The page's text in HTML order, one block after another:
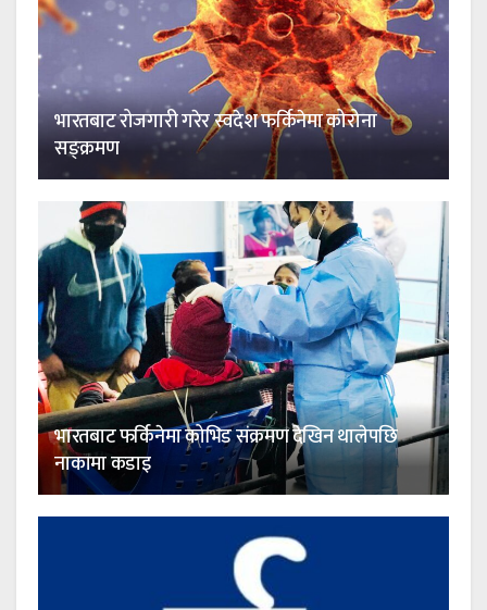
भारतबाट रोजगारी गरेर स्वदेश फर्किनेमा कोरोना
सङ्क्रमण
भारतबाट फर्किनेमा कोभिड संक्रमण देखिन थालेपछि
नाकामा कडाइ